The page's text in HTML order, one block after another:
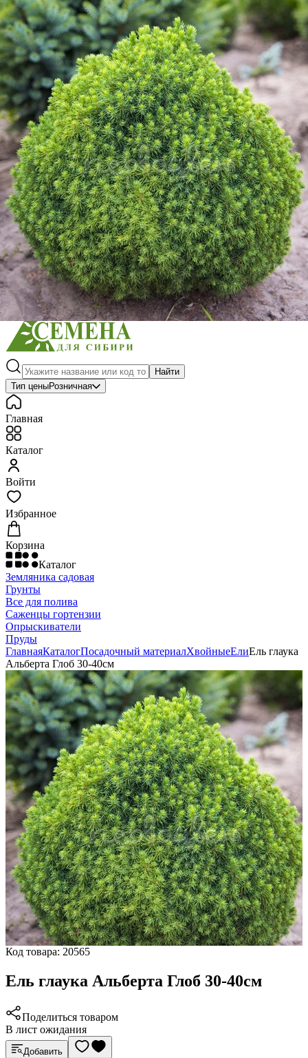
Выберите город
Обратный звонокЗаказать обратный звонок
Каталог
Семена
Грунты
Газонные травы, сидераты
Горшки, рассадники, аксессуары
Посадочный материал
Садовый инструмент, инвентарь
Консервирование
Средства защиты, удобрения, добавки, химия
Обустройство сада, декор
Найти
Тип ценыРозничная
Главная
Каталог
Войти
Избранное
Корзина
Каталог
Земляника садовая
Грунты
Все для полива
Саженцы гортензии
Опрыскиватели
Пруды
ГлавнаяКаталогПосадочный материалХвойныеЕлиЕль глаука
Альберта Глоб 30-40см
Код товара: 20565
Ель глаука Альберта Глоб 30-40см
Поделиться товаром
В лист ожидания
Добавить